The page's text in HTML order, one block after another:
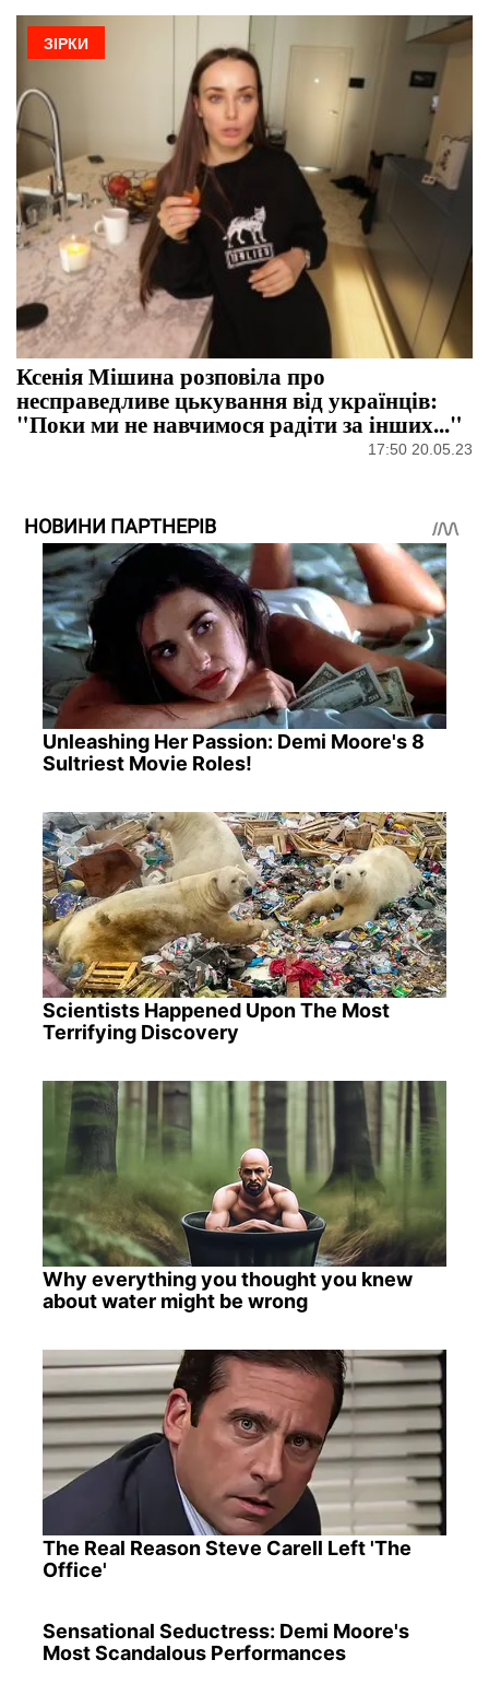
ЗІРКИ
Ксенія Мішина розповіла про
несправедливе цькування від українців:
"Поки ми не навчимося радіти за інших..."
17:50 20.05.23
НОВИНИ ПАРТНЕРІВ
Unleashing Her Passion: Demi Moore's 8
Sultriest Movie Roles!
Scientists Happened Upon The Most
Terrifying Discovery
Why everything you thought you knew
about water might be wrong
The Real Reason Steve Carell Left 'The
Office'
Sensational Seductress: Demi Moore's
Most Scandalous Performances